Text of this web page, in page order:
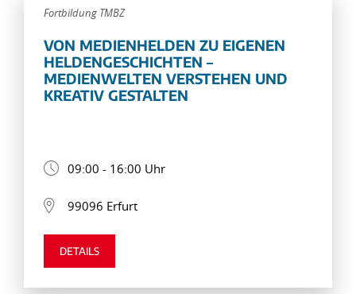
Fortbildung TMBZ
VON MEDIENHELDEN ZU EIGENEN
HELDENGESCHICHTEN –
MEDIENWELTEN VERSTEHEN UND
KREATIV GESTALTEN
09:00 - 16:00 Uhr
99096 Erfurt
DETAILS